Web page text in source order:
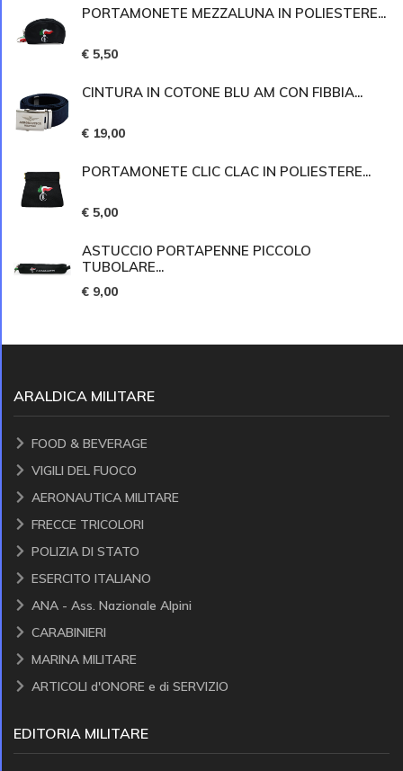
PORTAMONETE MEZZALUNA IN POLIESTERE...
€ 5,50
CINTURA IN COTONE BLU AM CON FIBBIA...
€ 19,00
PORTAMONETE CLIC CLAC IN POLIESTERE...
€ 5,00
ASTUCCIO PORTAPENNE PICCOLO
TUBOLARE...
€ 9,00
ARALDICA MILITARE
FOOD & BEVERAGE
VIGILI DEL FUOCO
AERONAUTICA MILITARE
FRECCE TRICOLORI
POLIZIA DI STATO
ESERCITO ITALIANO
ANA - Ass. Nazionale Alpini
CARABINIERI
MARINA MILITARE
ARTICOLI d'ONORE e di SERVIZIO
EDITORIA MILITARE